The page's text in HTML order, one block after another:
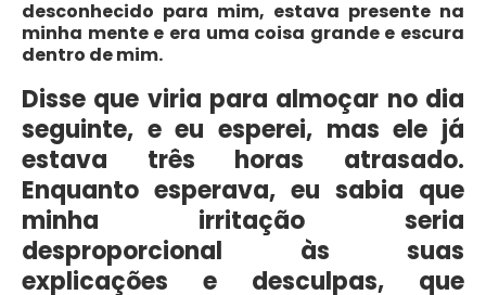
desconhecido para mim, estava presente na
minha mente e era uma coisa grande e escura
dentro de mim.
Disse que viria para almoçar no dia
seguinte, e eu esperei, mas ele já
estava três horas atrasado.
Enquanto esperava, eu sabia que
minha irritação seria
desproporcional às suas
explicações e desculpas, que